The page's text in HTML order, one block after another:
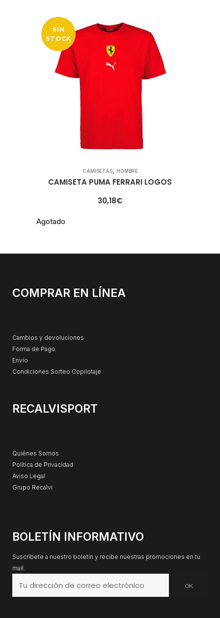
SIN
STOCK
CAMISETAS, HOMBRE
CAMISETA PUMA FERRARI LOGOS
30,18€
Agotado
COMPRAR EN LÍNEA
Cambios y devoluciones
Forma de Pago
Envío
Condiciones Sorteo Copilotaje
RECALVISPORT
Quiénes Somos
Política de Privacidad
Aviso Legal
Grupo Recalvi
BOLETÍN INFORMATIVO
Suscríbete a nuestro boletín y recibe nuestras promociones en tu
mail.